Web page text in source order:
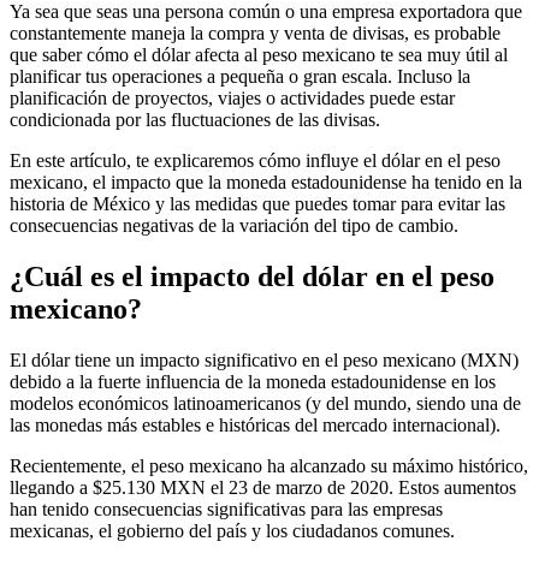
Ya sea que seas una persona común o una empresa exportadora que
constantemente maneja la compra y venta de divisas, es probable
que saber cómo el dólar afecta al peso mexicano te sea muy útil al
planificar tus operaciones a pequeña o gran escala. Incluso la
planificación de proyectos, viajes o actividades puede estar
condicionada por las fluctuaciones de las divisas.
En este artículo, te explicaremos cómo influye el dólar en el peso
mexicano, el impacto que la moneda estadounidense ha tenido en la
historia de México y las medidas que puedes tomar para evitar las
consecuencias negativas de la variación del tipo de cambio.
¿Cuál es el impacto del dólar en el peso
mexicano?
El dólar tiene un impacto significativo en el peso mexicano (MXN)
debido a la fuerte influencia de la moneda estadounidense en los
modelos económicos latinoamericanos (y del mundo, siendo una de
las monedas más estables e históricas del mercado internacional).
Recientemente, el peso mexicano ha alcanzado su máximo histórico,
llegando a $25.130 MXN el 23 de marzo de 2020. Estos aumentos
han tenido consecuencias significativas para las empresas
mexicanas, el gobierno del país y los ciudadanos comunes.